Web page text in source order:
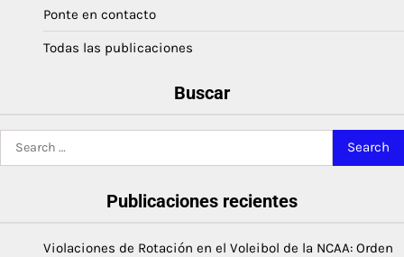
Ponte en contacto
Todas las publicaciones
Buscar
Publicaciones recientes
Violaciones de Rotación en el Voleibol de la NCAA: Orden